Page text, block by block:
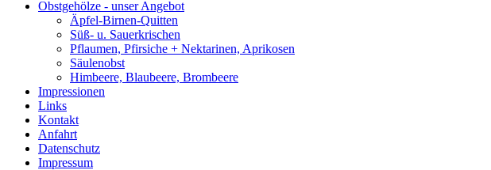
Obstgehölze - unser Angebot
Äpfel-Birnen-Quitten
Süß- u. Sauerkrischen
Pflaumen, Pfirsiche + Nektarinen, Aprikosen
Säulenobst
Himbeere, Blaubeere, Brombeere
Impressionen
Links
Kontakt
Anfahrt
Datenschutz
Impressum